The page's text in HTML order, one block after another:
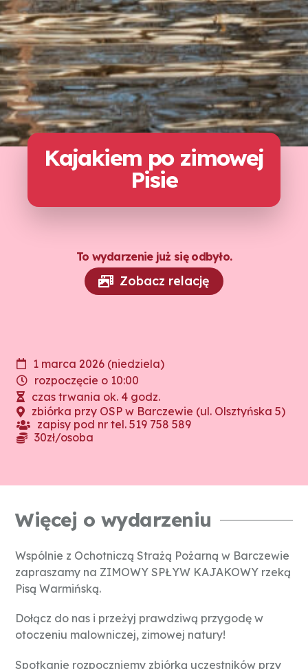
Kajakiem po zimowej
Pisie
To wydarzenie już się odbyło.
Zobacz relację
1 marca 2026 (niedziela)
rozpoczęcie o 10:00
czas trwania ok. 4 godz.
zbiórka przy OSP w Barczewie (ul. Olsztyńska 5)
zapisy pod nr tel. 519 758 589
30zł/osoba
Więcej o wydarzeniu
Wspólnie z Ochotniczą Strażą Pożarną w Barczewie
zapraszamy na ZIMOWY SPŁYW KAJAKOWY rzeką
Pisą Warmińską.
Dołącz do nas i przeżyj prawdziwą przygodę w
otoczeniu malowniczej, zimowej natury!
Spotkanie rozpoczniemy zbiórką uczestników przy